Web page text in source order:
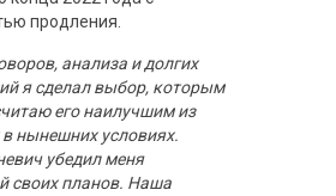
продления.
анализа и долгих
я сделал выбор, которым
его наилучшим из
нынешних условиях.
убедил меня
своих планов. Наша